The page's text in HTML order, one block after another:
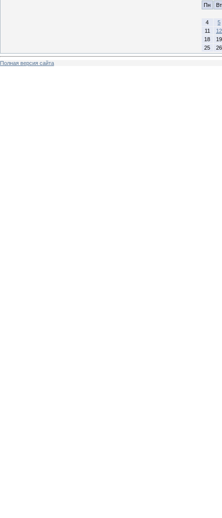
Пн Вт
4
5
11
12
18
19
25
26
Полная версия сайта